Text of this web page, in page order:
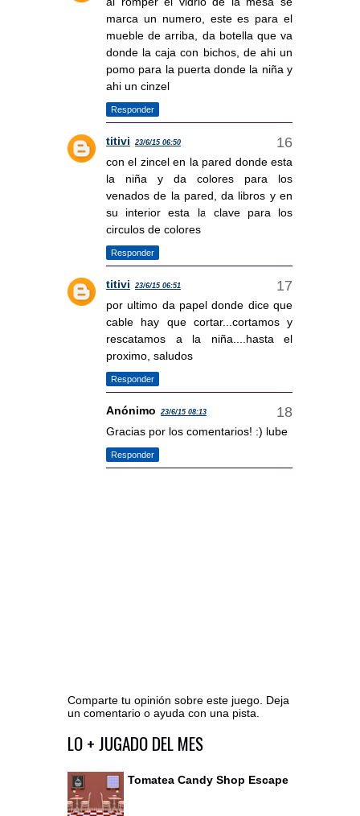
marca un numero, este es para el
mueble de arriba, da botella que va
donde la caja con bichos, de ahi un
pomo para la puerta donde la niña y
ahi un cinzel
Responder
titivi 23/6/15 06:50
con el zincel en la pared donde esta
la niña y da colores para los
venados de la pared, da libros y en
su interior esta la clave para los
circulos de colores
Responder
titivi 23/6/15 06:51
por ultimo da papel donde dice que
cable hay que cortar...cortamos y
rescatamos a la niña....hasta el
proximo, saludos
Responder
Anónimo 23/6/15 08:13
Gracias por los comentarios! :) lube
Responder
Comparte tu opinión sobre este juego. Deja
un comentario o ayuda con una pista.
Ir al editor de comentarios
LO + JUGADO DEL MES
Tomatea Candy Shop Escape